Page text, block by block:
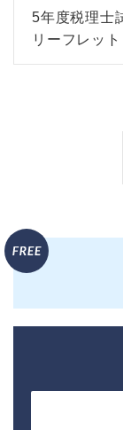
5年度税理士
リーフレット